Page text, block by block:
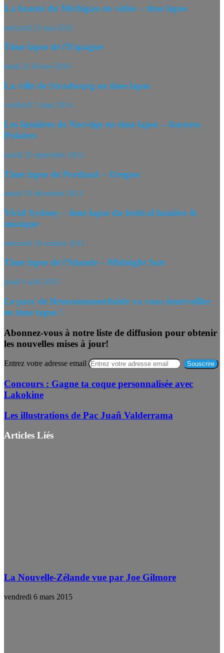
La beauté du Michigan en vidéo – time lapse
mercredi 23 mai 2012
Time lapse de l’Espagne
lundi 22 février 2016
La ville de Strasbourg en time lapse
vendredi 7 mars 2014
Les lumières de Norvège en time lapse – Aurores
Polaires
mardi 25 septembre 2012
Time lapse de Portland – Oregon
mardi 10 décembre 2013
Vivid Sydney – time lapse du festival lumière &
musique
mercredi 19 octobre 2011
Time lapse de l’Islande – Midnight Sun
jeudi 6 août 2015
Le parc de Brunssummerheide va vous émerveiller
en time lapse !
Abonnez-vous à notre liste de diffusion pour obtenir
les nouvelles mises à jour!
Entrez votre adresse email
Concours : Gagne ta coque personnalisée avec
Lakokine
Les illustrations de Pac Juañ Valderrama
Articles Liés
La Nouvelle-Zélande vue par Joe Gilmore
vendredi 6 mars 2015